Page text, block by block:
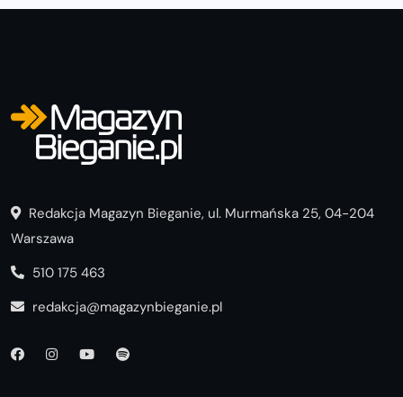
Redakcja Magazyn Bieganie, ul. Murmańska 25, 04-204
Warszawa
510 175 463
redakcja@magazynbieganie.pl